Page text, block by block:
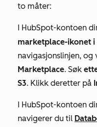
to måter:
I HubSpot-kontoen
marketplace-ikonet i
navigasjonslinjen,
Marketplace. Søk
S3. Klikk deretter på
I HubSpot-kontoen
navigerer du til